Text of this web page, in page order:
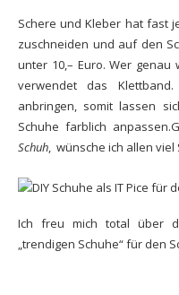
Schere und Kleber hat fast
zuschneiden und auf den
unter 10,– Euro. Wer genau
verwendet das
anbringen, somit lassen
Schuhe farblich
Schuh, wünsche ich allen viel
Ich freu mich total über
„trendigen Schuhe“ für den